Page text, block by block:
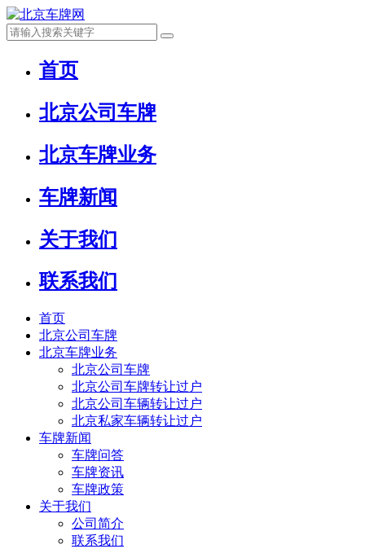
首页
北京公司车牌
北京车牌业务
车牌新闻
关于我们
联系我们
首页
北京公司车牌
北京车牌业务
北京公司车牌
北京公司车牌转让过户
北京公司车辆转让过户
北京私家车辆转让过户
车牌新闻
车牌问答
车牌资讯
车牌政策
关于我们
公司简介
联系我们